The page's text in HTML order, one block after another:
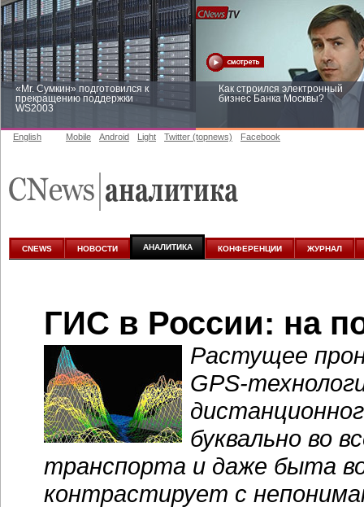
«Mr. Сумкин» подготовился к
прекращению поддержки
WS2003
Как строился электронный
бизнес Банка Москвы?
аналитике
English Mobile Android Light Twitter (topnews) Facebook
CNEWS НОВОСТИ АНАЛИТИКА КОНФЕРЕНЦИИ ЖУРНАЛ
ГИС в России: на
Растущее
GPS-
буквально во
транспорта и даже быта
контрастирует с